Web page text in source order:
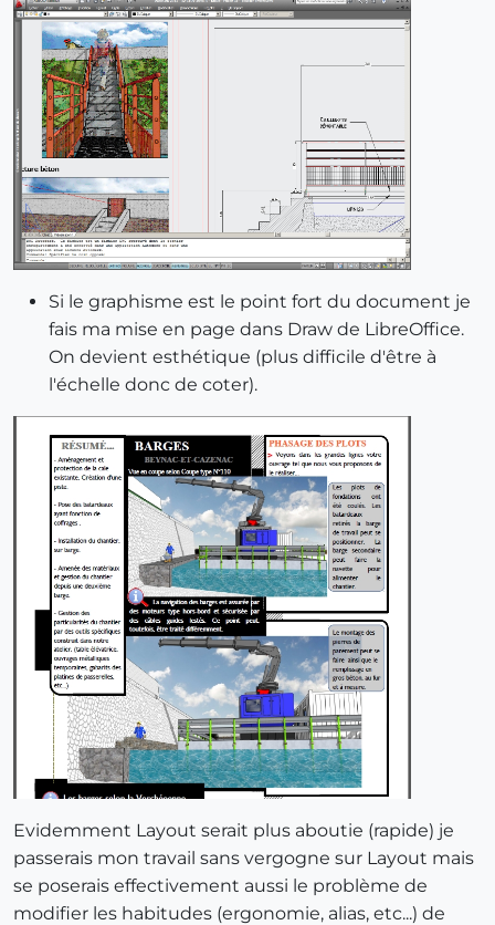
Si le graphisme est le point fort du document je
fais ma mise en page dans Draw de LibreOffice.
On devient esthétique (plus difficile d'être à
l'échelle donc de coter).
Evidemment Layout serait plus aboutie (rapide) je
passerais mon travail sans vergogne sur Layout mais
se poserais effectivement aussi le problème de
modifier les habitudes (ergonomie, alias, etc...) de